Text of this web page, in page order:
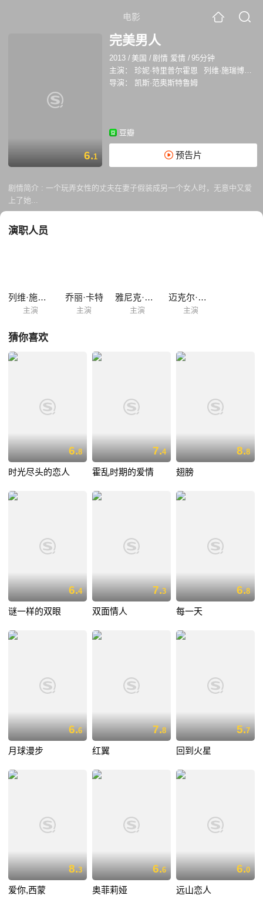
电影
6.1
完美男人
2013 / 美国 /剧情 爱情 /95分钟
主演：
珍妮·特里普尔霍恩 列维·施瑞博尔
导演：
凯斯·范奥斯特鲁姆
豆瓣
预告片
剧情简介 : 一个玩弄女性的丈夫在妻子假装成另一个女人时，无意中又爱
上了她...
演职人员
列维·施瑞博尔
主演
乔丽·卡特
主演
雅尼克·范德威尔德
主演
迈克尔·帕斯
主演
猜你喜欢
6.8
时光尽头的恋人
7.4
霍乱时期的爱情
8.8
翅膀
6.4
谜一样的双眼
7.3
双面情人
6.8
每一天
6.6
月球漫步
7.8
红翼
5.7
回到火星
8.3
爱你,西蒙
6.6
奥菲莉娅
6.0
远山恋人